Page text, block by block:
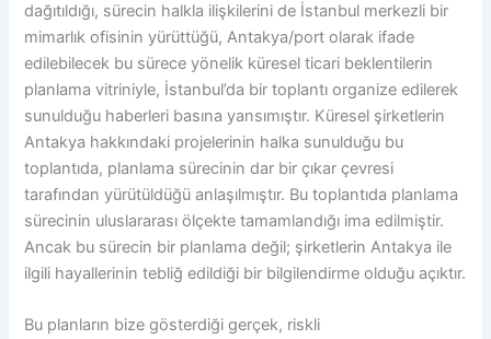
dağıtıldığı, sürecin halkla ilişkilerini de İstanbul merkezli bir
mimarlık ofisinin yürüttüğü, Antakya/port olarak ifade
edilebilecek bu sürece yönelik küresel ticari beklentilerin
planlama vitriniyle, İstanbul’da bir toplantı organize edilerek
sunulduğu haberleri basına yansımıştır. Küresel şirketlerin
Antakya hakkındaki projelerinin halka sunulduğu bu
toplantıda, planlama sürecinin dar bir çıkar çevresi
tarafından yürütüldüğü anlaşılmıştır. Bu toplantıda planlama
sürecinin uluslararası ölçekte tamamlandığı ima edilmiştir.
Ancak bu sürecin bir planlama değil; şirketlerin Antakya ile
ilgili hayallerinin tebliğ edildiği bir bilgilendirme olduğu açıktır.
Bu planların bize gösterdiği gerçek, riskli